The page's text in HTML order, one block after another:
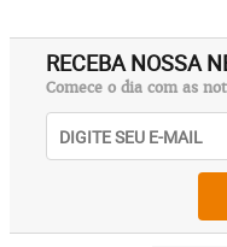
RECEBA NOSSA
Comece o dia com as